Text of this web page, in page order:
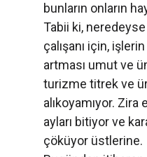
bunların onların
Tabii ki,
çalışanı için,
artması umut ve
turizme titrek ve
alıkoyamıyor.
ayları bitiyor ve
çöküyor üstlerine.